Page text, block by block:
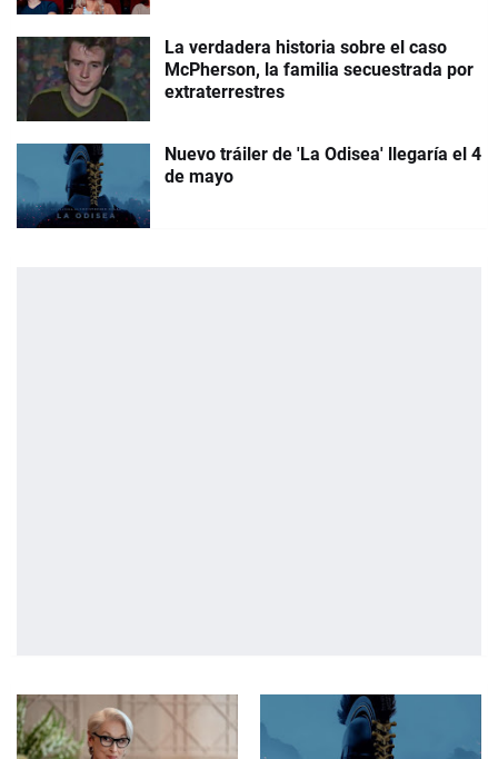
La verdadera historia sobre el caso
McPherson, la familia secuestrada por
extraterrestres
Nuevo tráiler de 'La Odisea' llegaría el 4
de mayo